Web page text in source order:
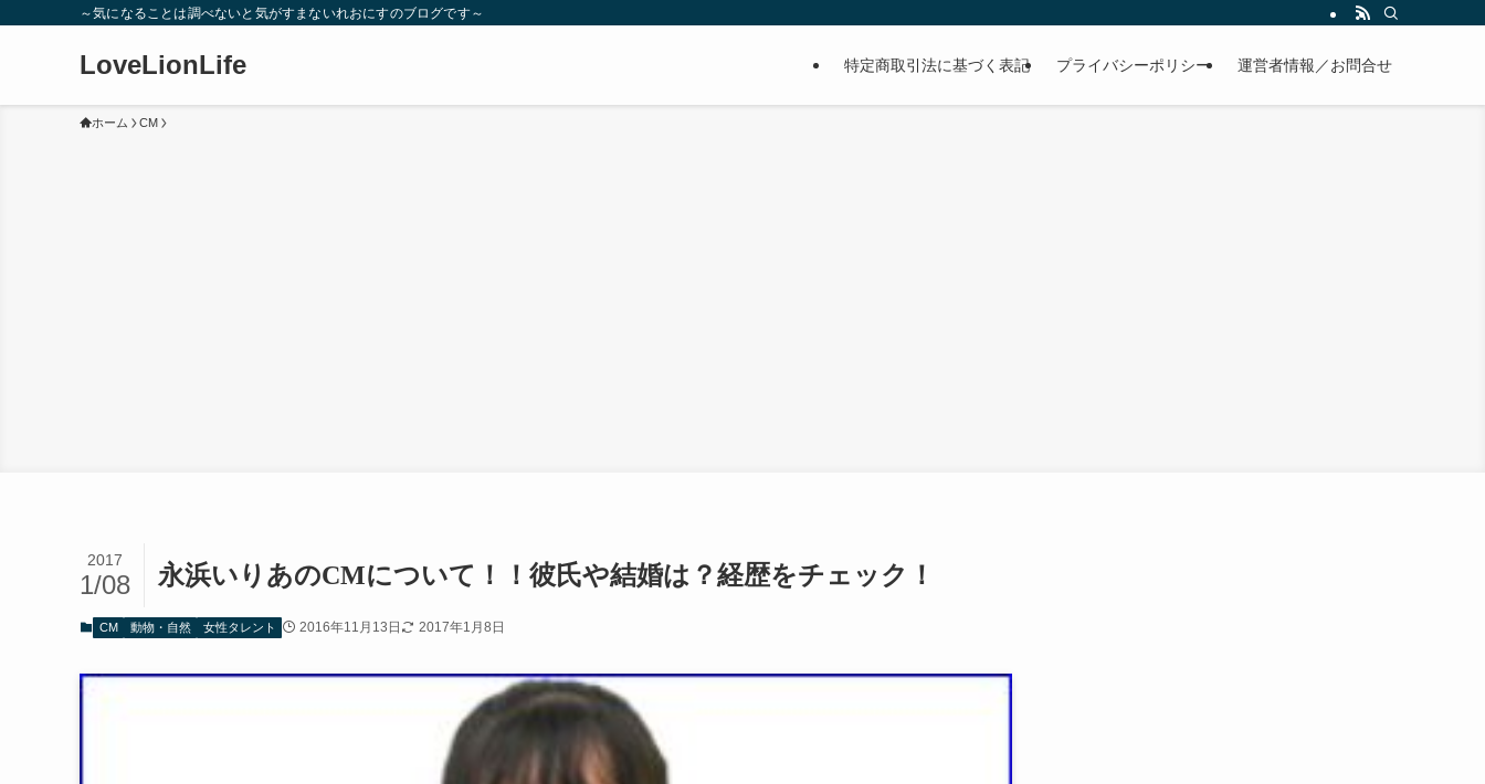
～気になることは調べないと気がすまないれおにすのブログです～
LoveLionLife 特定商取引法に基づく表記 プライバシーポリシー 運営者情報／お問合せ
ホーム CM
永浜いりあのCMについて！！彼氏や結婚は？経歴をチェック！
2017
1/08
CM 動物・自然 女性タレント 2016年11月13日 2017年1月8日